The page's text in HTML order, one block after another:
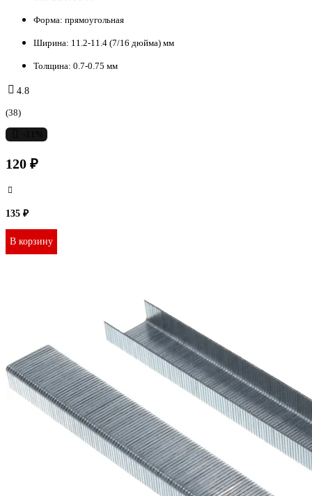
Форма: прямоугольная
Ширина: 11.2-11.4 (7/16 дюйма) мм
Толщина: 0.7-0.75 мм
4.8
(38)
120 ₽
135 ₽
В корзину